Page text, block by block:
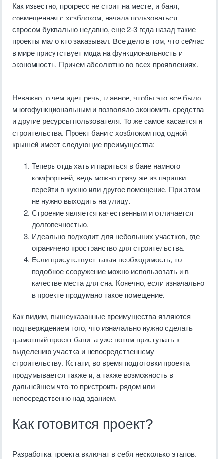
Как известно, прогресс не стоит на месте, и баня,
совмещенная с хозблоком, начала пользоваться
спросом буквально недавно, еще 2-3 года назад такие
проекты мало кто заказывал. Все дело в том, что сейчас
в мире присутствует мода на функциональность и
экономность. Причем абсолютно во всех проявлениях.
Неважно, о чем идет речь, главное, чтобы это все было
многофункциональным и позволяло экономить средства
и другие ресурсы пользователя. То же самое касается и
строительства. Проект бани с хозблоком под одной
крышей имеет следующие преимущества:
Теперь отдыхать и париться в бане намного
комфортней, ведь можно сразу же из парилки
перейти в кухню или другое помещение. При этом
не нужно выходить на улицу.
Строение является качественным и отличается
долговечностью.
Идеально подходит для небольших участков, где
ограничено пространство для строительства.
Если присутствует такая необходимость, то
подобное сооружение можно использовать и в
качестве места для сна. Конечно, если изначально
в проекте продумано такое помещение.
Как видим, вышеуказанные преимущества являются
подтверждением того, что изначально нужно сделать
грамотный проект бани, а уже потом приступать к
выделению участка и непосредственному
строительству. Кстати, во время подготовки проекта
продумывается также и, а также возможность в
дальнейшем что-то пристроить рядом или
непосредственно над зданием.
Как готовится проект?
Разработка проекта включат в себя несколько этапов.